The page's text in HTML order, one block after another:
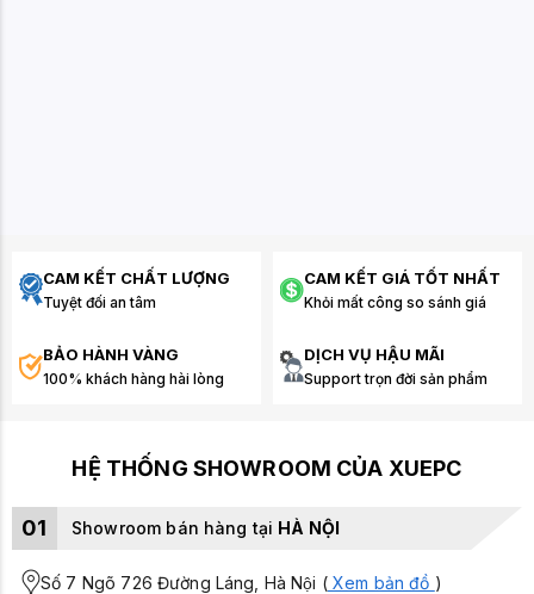
CAM KẾT CHẤT LƯỢNG
Tuyệt đối an tâm
CAM KẾT GIÁ TỐT NHẤT
Khỏi mất công so sánh giá
BẢO HÀNH VÀNG
100% khách hàng hài lòng
DỊCH VỤ HẬU MÃI
Support trọn đời sản phẩm
HỆ THỐNG SHOWROOM CỦA XUEPC
01 Showroom bán hàng tại HÀ NỘI
Số 7 Ngõ 726 Đường Láng, Hà Nội (Xem bản đồ )